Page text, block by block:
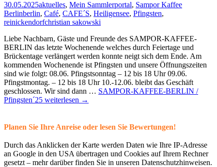
30.05.2025aktuelles, Mein Sammlerportal, Sampor Kaffee
Berlinberlin, Café, CAFE´S, Heiligensee, Pfingsten,
reinickendorfchristian sakowski
Liebe Nachbarn, Gäste und Freunde des SAMPOR-KAFFEE-
BERLIN das letzte Wochenende welches durch Feiertage und
Brückentage verlängert werden konnte neigt sich dem Ende. Am
kommenden Wochenende ist Pfingsten und unsere Öffnungszeiten
sind wie folgt: 08.06. Pfingstsonntag – 12 bis 18 Uhr 09.06.
Pfingstmontag. – 12 bis 18 Uhr 10.-12.06. bleibt das Geschäft
geschlossen. Wir sind dann … SAMPOR-KAFFEE-BERLIN /
Pfingsten´25 weiterlesen →
Planen Sie Ihre Anreise oder lesen Sie Bewertungen!
Durch das Anklicken der Karte werden Daten wie Ihre IP-Adresse
an Google in den USA übertragen und Cookies auf Ihrem Rechner
gesetzt – mehr darüber finden Sie in unseren Datenschutzhinweisen.